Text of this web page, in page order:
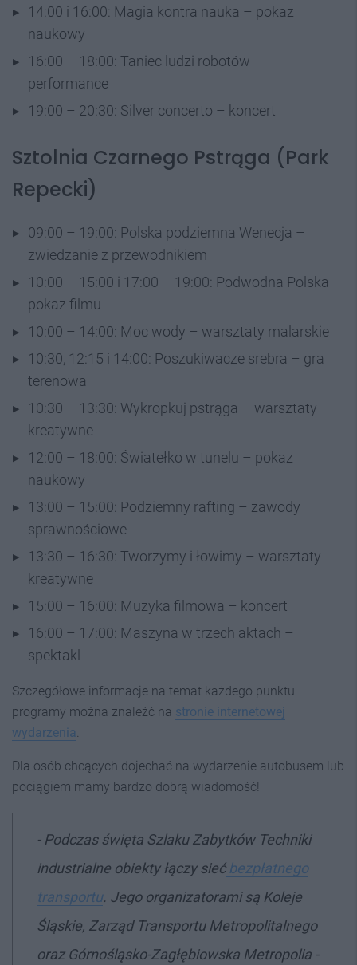
14:00 i 16:00: Magia kontra nauka – pokaz
naukowy
16:00 – 18:00: Taniec ludzi robotów –
performance
19:00 – 20:30: Silver concerto – koncert
Sztolnia Czarnego Pstrąga (Park
Repecki)
09:00 – 19:00: Polska podziemna Wenecja –
zwiedzanie z przewodnikiem
10:00 – 15:00 i 17:00 – 19:00: Podwodna Polska –
pokaz filmu
10:00 – 14:00: Moc wody – warsztaty malarskie
10:30, 12:15 i 14:00: Poszukiwacze srebra – gra
terenowa
10:30 – 13:30: Wykropkuj pstrąga – warsztaty
kreatywne
12:00 – 18:00: Światełko w tunelu – pokaz
naukowy
13:00 – 15:00: Podziemny rafting – zawody
sprawnościowe
13:30 – 16:30: Tworzymy i łowimy – warsztaty
kreatywne
15:00 – 16:00: Muzyka filmowa – koncert
16:00 – 17:00: Maszyna w trzech aktach –
spektakl
Szczegółowe informacje na temat każdego punktu
programy można znaleźć na stronie internetowej
wydarzenia
Dla osób chcących dojechać na wydarzenie autobusem lub
pociągiem mamy bardzo dobrą wiadomość!
- Podczas święta Szlaku Zabytków Techniki
industrialne obiekty łączy siećbezpłatnego
transportu. Jego organizatorami są Koleje
Śląskie, Zarząd Transportu Metropolitalnego
oraz Górnośląsko-Zagłębiowska Metropolia -